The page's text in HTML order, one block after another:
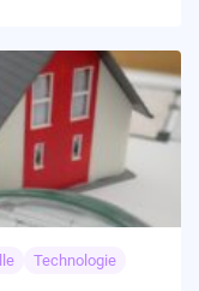
Technologie